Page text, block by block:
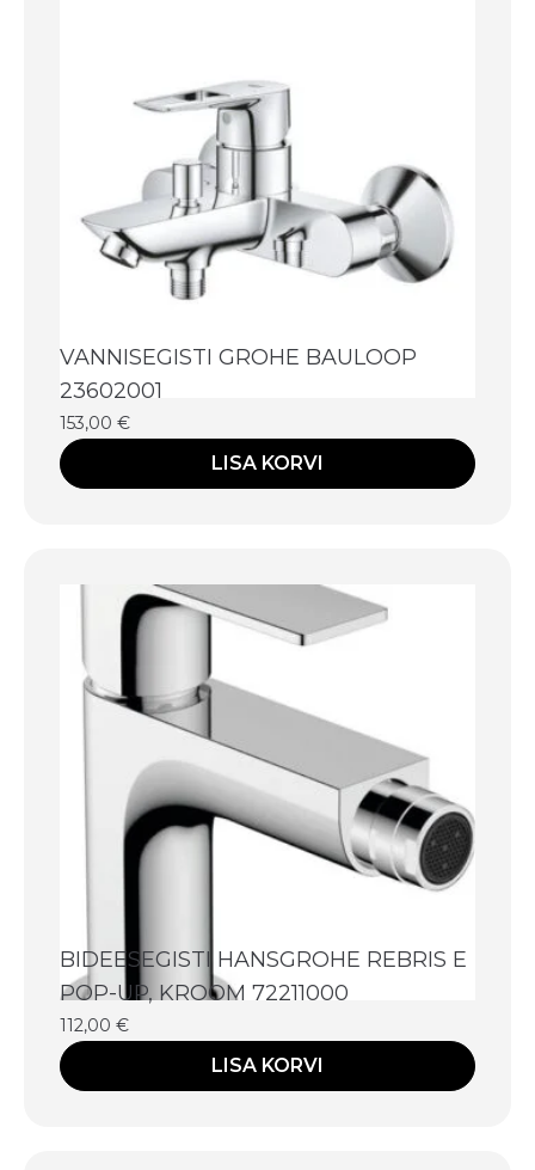
VANNISEGISTI GROHE BAULOOP
23602001
153,00 €
LISA KORVI
BIDEESEGISTI HANSGROHE REBRIS E
POP-UP, KROOM 72211000
112,00 €
LISA KORVI